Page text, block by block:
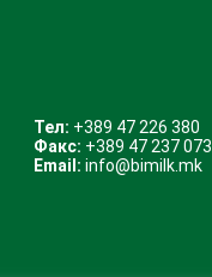
Тел: +389 47 226 380
Факс: +389 47 237 073
Email: info@bimilk.mk